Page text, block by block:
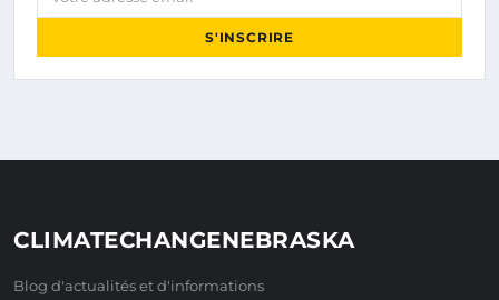
S'INSCRIRE
CLIMATECHANGENEBRASKA
Blog d'actualités et d'informations